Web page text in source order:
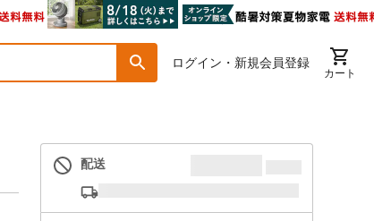
ログイン・新規会員登録
カート
配送